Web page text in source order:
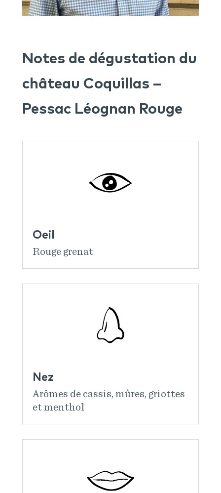
Notes de dégustation du
château Coquillas –
Pessac Léognan Rouge
Oeil
Rouge grenat
Nez
Arômes de cassis, mûres, griottes
et menthol